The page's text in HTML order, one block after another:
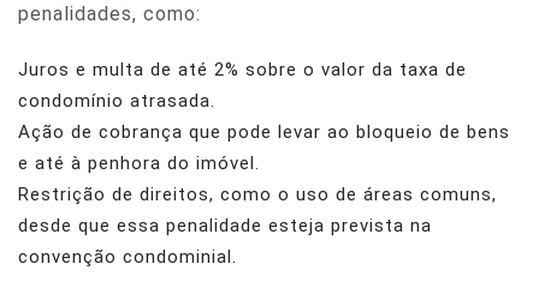
penalidades, como:
Juros e multa de até 2% sobre o valor da taxa de
condomínio atrasada.
Ação de cobrança que pode levar ao bloqueio de bens
e até à penhora do imóvel.
Restrição de direitos, como o uso de áreas comuns,
desde que essa penalidade esteja prevista na
convenção condominial.